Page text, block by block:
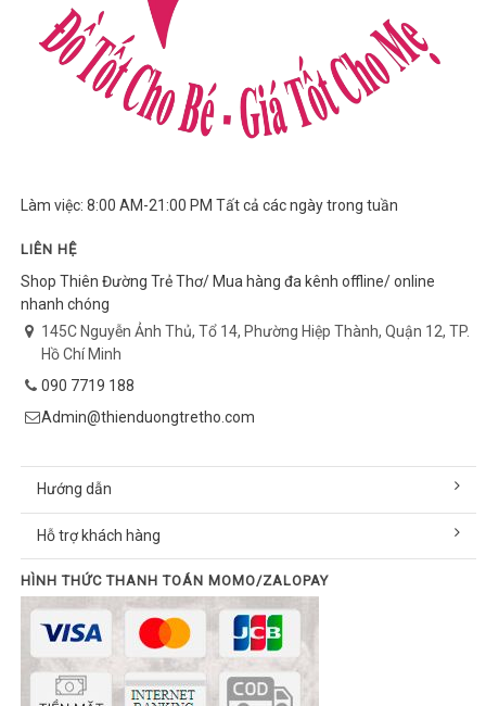
Làm việc: 8:00 AM-21:00 PM Tất cả các ngày trong tuần
LIÊN HỆ
Shop Thiên Đường Trẻ Thơ/ Mua hàng đa kênh offline/ online
nhanh chóng
145C Nguyễn Ảnh Thủ, Tổ 14, Phường Hiệp Thành, Quận 12, TP.
Hồ Chí Minh
090 7719 188
Admin@thienduongtretho.com
Hướng dẫn
Hỗ trợ khách hàng
HÌNH THỨC THANH TOÁN MOMO/ZALOPAY